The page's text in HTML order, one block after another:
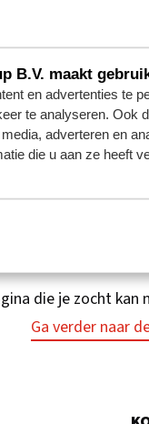
B.V. maakt
en advertenties te
te analyseren. Ook
adverteren en
die u aan ze heeft
die je zocht
Ga verder naar